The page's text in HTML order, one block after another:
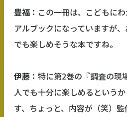
豊福： この一冊は、こどもに
アルブックになっていますが
でも楽しめそうな本ですね。
伊藤： 特に第2巻の『調査の現
人でも十分に楽しめるという
す、ちょっと、内容が（笑）